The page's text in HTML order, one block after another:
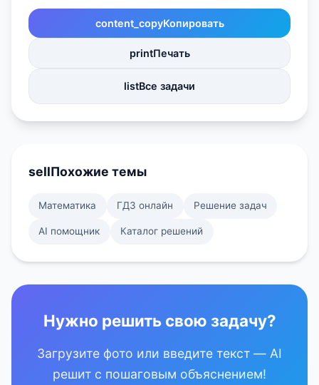
content_copyКопировать
printПечать
listВсе задачи
sellПохожие темы
Математика ГДЗ онлайн Решение задач
AI помощник Каталог решений
Нужно решить свою задачу?
Загрузите фото или введите текст — AI
решит с пошаговым объяснением!